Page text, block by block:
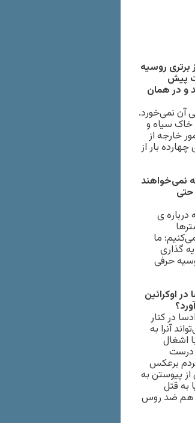
روسیه
پیش
و در همان
آن نمی‌خورد.
خاک سیاه و
خارجه از
بار از
نمی‌خواهند
حتی
درباره ی
ما
گذاری
حرفی
ادسا در اوکرائین
من ادسا در کنار
آنرا به
کرد که با اشغال
درست
برعکس
پیوستن به
یا به قتل
هم ضد روس